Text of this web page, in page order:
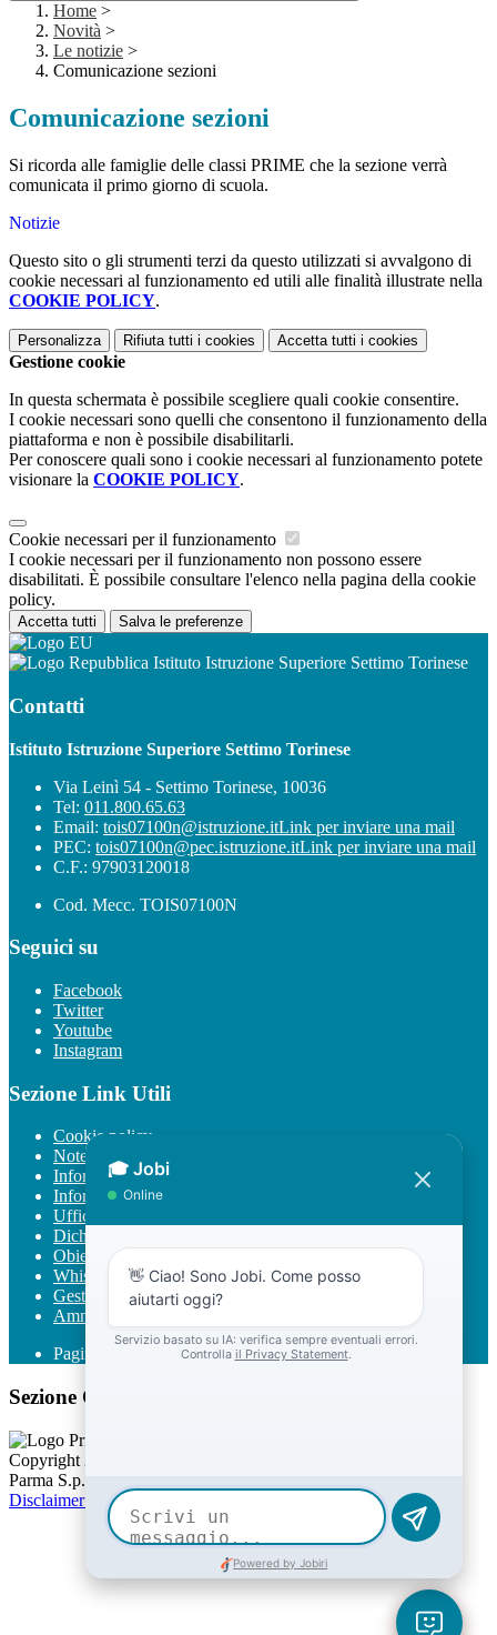
Home >
Novità >
Le notizie >
Comunicazione sezioni
Comunicazione sezioni
Si ricorda alle famiglie delle classi PRIME che la sezione verrà
comunicata il primo giorno di scuola.
Notizie
Questo sito o gli strumenti terzi da questo utilizzati si avvalgono di
cookie necessari al funzionamento ed utili alle finalità illustrate nella
COOKIE POLICY.
Personalizza Rifiuta tutti i cookies Accetta tutti i cookies
Gestione cookie
In questa schermata è possibile scegliere quali cookie consentire.
I cookie necessari sono quelli che consentono il funzionamento della
piattaforma e non è possibile disabilitarli.
Per conoscere quali sono i cookie necessari al funzionamento potete
visionare la COOKIE POLICY.
Cookie necessari per il funzionamento
I cookie necessari per il funzionamento non possono essere
disabilitati. È possibile consultare l'elenco nella pagina della cookie
policy.
Accetta tutti Salva le preferenze
Istituto Istruzione Superiore Settimo Torinese
Contatti
Istituto Istruzione Superiore Settimo Torinese
Via Leinì 54 - Settimo Torinese, 10036
Tel: 011.800.65.63
Email: tois07100n@istruzione.itLink per inviare una mail
PEC: tois07100n@pec.istruzione.itLink per inviare una mail
C.F.: 97903120018
Cod. Mecc. TOIS07100N
Seguici su
Facebook
Twitter
Youtube
Instagram
Sezione Link Utili
Cookie policy
Note legali
Informativa Privacy
Informativa Privacy chatbot Jobi
Ufficio Relazioni con il Pubblico
Dichiarazione di accessibilità
Obiettivi di accessibilità
Whistleblowing
Gestione consensi cookie
Amministrazione trasparente
Pagina visualizzata1387volte
Sezione Copyright
Copyright 2026 | Engineered and powered by Gruppo Spaggiari
Parma S.p.A. | Divisione Publishing & New Social Media
Disclaimer trattamento dati personali